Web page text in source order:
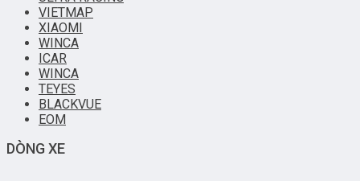
VIETMAP
XIAOMI
WINCA
ICAR
WINCA
TEYES
BLACKVUE
EOM
DÒNG XE